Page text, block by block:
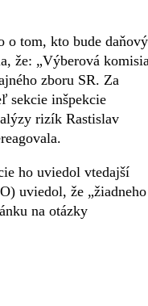
o tom, kto bude
že: „Výberová
zboru SR. Za
sekcie inšpekcie
rizík Rastislav
ho uviedol vtedajší
uviedol, že „žiadneho
na otázky